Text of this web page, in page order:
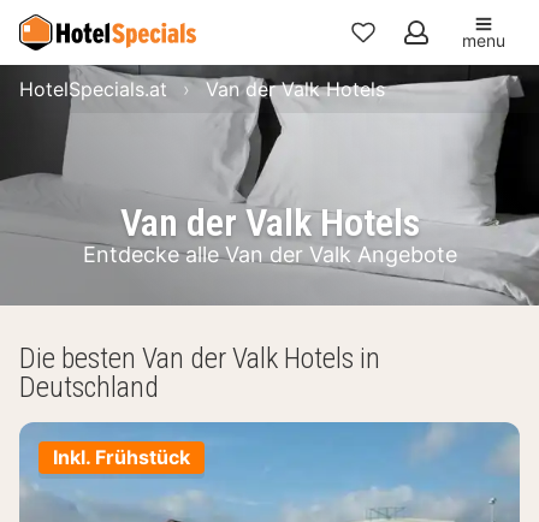
Meine
Favoriten
menu
Van der Valk Hotels
Entdecke alle Van der Valk Angebote
HotelSpecials.at Van der Valk Hotels
Die besten Van der Valk Hotels in
Deutschland
Inkl. Frühstück